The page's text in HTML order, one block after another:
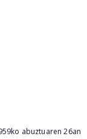
abuztuaren 26an